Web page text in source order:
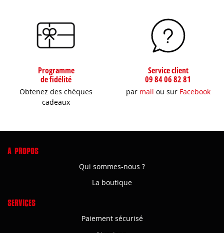
Programme
de fidélité
Obtenez des chèques
cadeaux
Service client
09 84 06 82 81
par mail ou sur Facebook
A PROPOS
Qui sommes-nous ?
La boutique
SERVICES
Paiement sécurisé